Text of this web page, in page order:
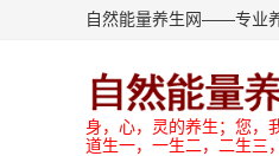
自然能量养生网——专业
身，心，灵的养生；您，
道生一，一生二，二生三